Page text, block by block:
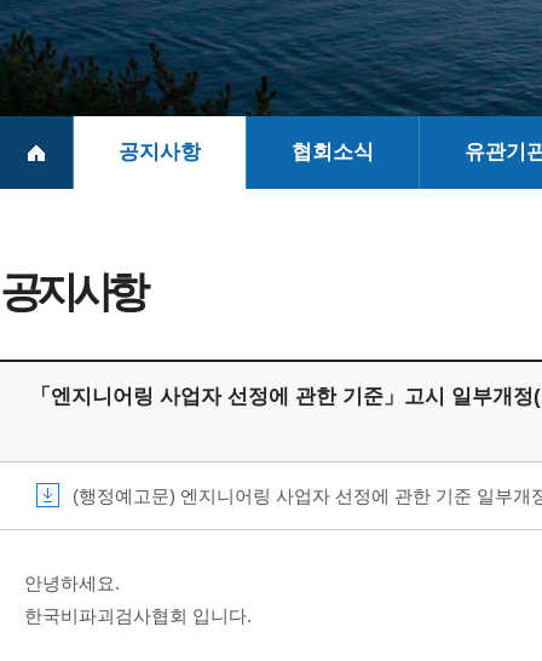
회원사 및 회훈
찾아오시는길
공지사항 협회소식 유관기
공지사항
「엔지니어링 사업자 선정에 관한 기준」고시 일부개
(행정예고문) 엔지니어링 사업자 선정에 관한 기준 일부개
안녕하세요.
한국비파괴검사협회 입니다.